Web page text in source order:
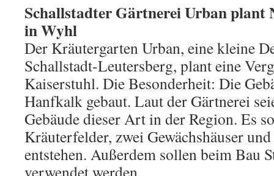
Schallstadter Gärtnerei Urban plant
in Wyhl
Der Kräutergarten Urban, eine kleine
Schallstadt-Leutersberg, plant eine
Kaiserstuhl. Die Besonderheit: Die
Hanfkalk gebaut. Laut der Gärtnerei
Gebäude dieser Art in der Region. Es
Kräuterfelder, zwei Gewächshäuser
entstehen. Außerdem sollen beim Bau